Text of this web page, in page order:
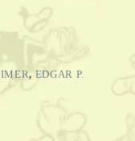
, EDGAR P.